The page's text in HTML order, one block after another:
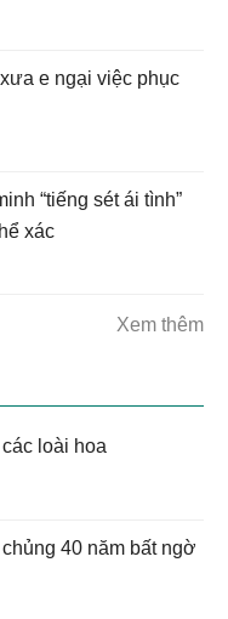
e ngại việc phục
“tiếng sét ái tình”
xác
Xem thêm
loài hoa
40 năm bất ngờ